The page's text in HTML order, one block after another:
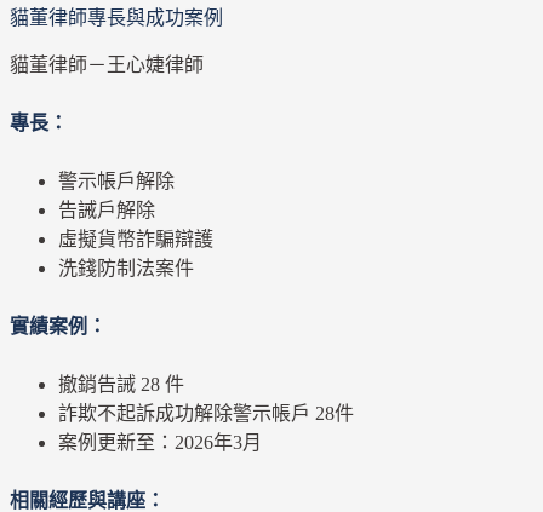
貓董律師專長與成功案例
貓董律師－王心婕律師
專長：
警示帳戶解除
告誡戶解除
虛擬貨幣詐騙辯護
洗錢防制法案件
實績案例：
撤銷告誡 28 件
詐欺不起訴成功解除警示帳戶 28件
案例更新至：2026年3月
相關經歷與講座：